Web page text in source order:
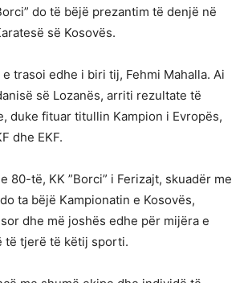
do të bëjë prezantim të denjë në
së Kosovës.
trasoi edhe i biri tij, Fehmi Mahalla. Ai
së Lozanës, arriti rezultate të
duke fituar titullin Kampion i Evropës,
dhe EKF.
80-të, KK ”Borci” i Ferizajt, skuadër me
ta bëjë Kampionatin e Kosovës,
dhe më joshës edhe për mijëra e
të tjerë të këtij sporti.